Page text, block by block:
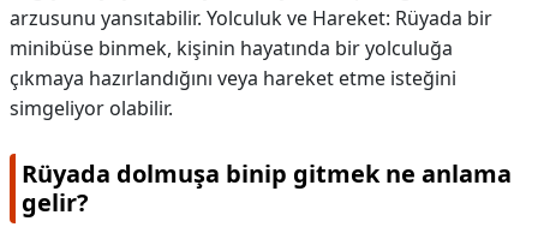
arzusunu yansıtabilir. Yolculuk ve Hareket: Rüyada bir
minibüse binmek, kişinin hayatında bir yolculuğa
çıkmaya hazırlandığını veya hareket etme isteğini
simgeliyor olabilir.
Rüyada dolmuşa binip gitmek ne anlama
gelir?